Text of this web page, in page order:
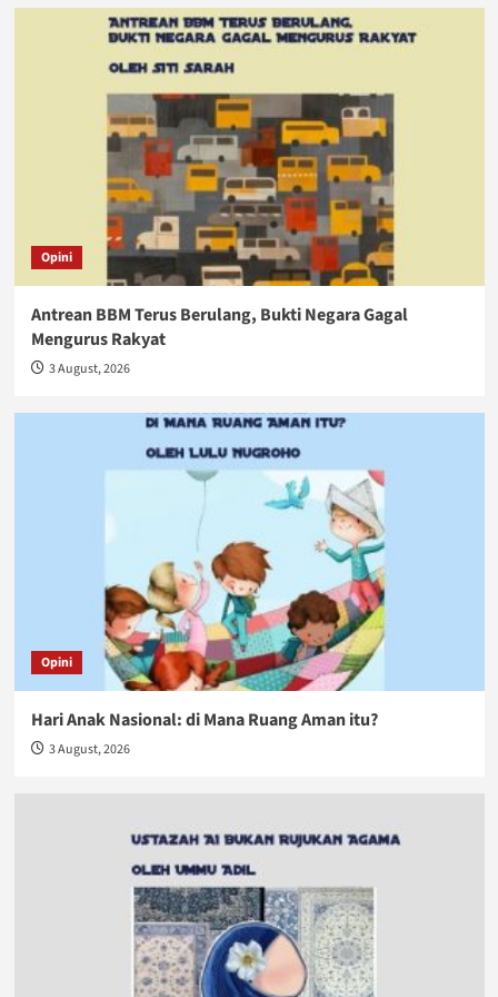
Opini
Antrean BBM Terus Berulang, Bukti Negara Gagal
Mengurus Rakyat
3 August, 2026
Opini
Hari Anak Nasional: di Mana Ruang Aman itu?
3 August, 2026